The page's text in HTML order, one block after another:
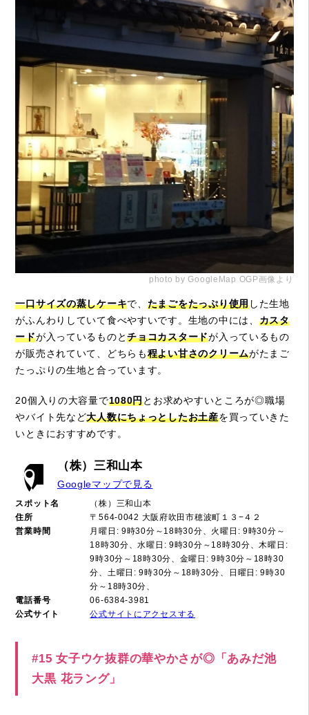
photo by GoogleMap OGP画像より
一口サイズの蒸しケーキで、 たまごをたっぷり使用した生地
がふんわりしていて食べやすいです。生地の中には、 カスタ
ードが入っているものとチョコカスタードが入っているもの
が販売されていて、どちらも程よい甘さのクリームがたまご
たっぷりの生地と合っています。
20個入りの大容量で1080円とお求めやすいところが◎職場
やバイト先など大人数にちょっとしたお土産を買っていきた
いときにおすすめです。
（株）三和山本
Googleマップで見る
スポット名
（株）三和山本
住所
〒564-0042 大阪府吹田市穂波町１３−４２
営業時間
月曜日: 9時30分～18時30分、火曜日: 9時30分～
18時30分、水曜日: 9時30分～18時30分、木曜日:
9時30分～18時30分、金曜日: 9時30分～18時30
分、土曜日: 9時30分～18時30分、日曜日: 9時30
分～18時30分、
電話番号
06-6384-3981
公式サイト
公式サイトにアクセスする
#15 女子ウケ抜群の華やかさが◎「あみだ池
大黒 花ラング」